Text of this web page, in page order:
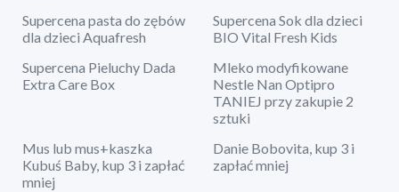
Supercena pasta do zębów
dla dzieci Aquafresh
Supercena Sok dla dzieci
BIO Vital Fresh Kids
Supercena Pieluchy Dada
Extra Care Box
Mleko modyfikowane
Nestle Nan Optipro
TANIEJ przy zakupie 2
sztuki
Mus lub mus+kaszka
Kubuś Baby, kup 3 i zapłać
mniej
Danie Bobovita, kup 3 i
zapłać mniej